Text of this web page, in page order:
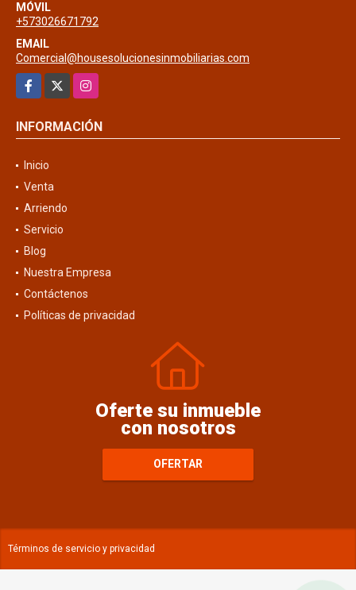
MÓVIL
+573026671792
EMAIL
Comercial@housesolucionesinmobiliarias.com
Facebook
Instagram
INFORMACIÓN
Inicio
Venta
Arriendo
Servicio
Blog
Nuestra Empresa
Contáctenos
Políticas de privacidad
Oferte su inmueble
con nosotros
OFERTAR
Términos de servicio y privacidad